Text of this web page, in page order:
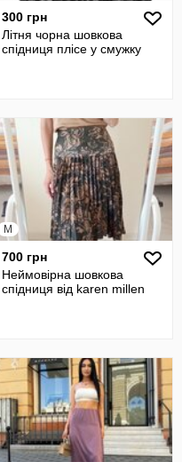
300 грн
Літня чорна шовкова
спідниця плісе у смужку
M
700 грн
Неймовірна шовкова
спідниця від karen millen